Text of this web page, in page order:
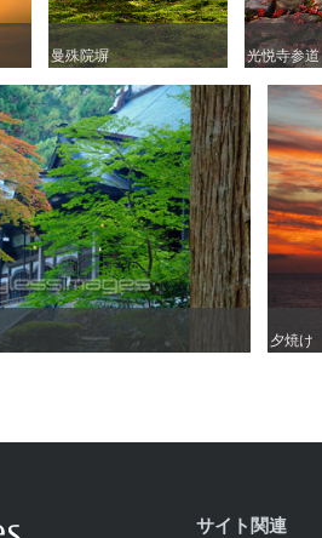
曼殊院塀
曼殊院塀 光悦寺参道
光悦寺参道
夕焼け
夕焼け
サイト関連